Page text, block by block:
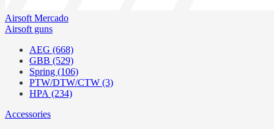
Airsoft Mercado
Airsoft guns
AEG (668)
GBB (529)
Spring (106)
PTW/DTW/CTW (3)
HPA (234)
Accessories